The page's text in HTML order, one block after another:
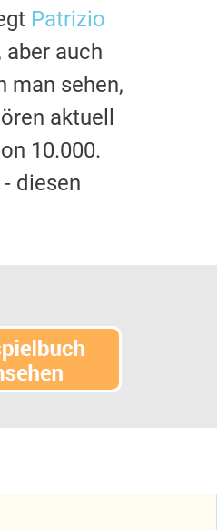
Patrizio
aber auch
man sehen,
aktuell
10.000.
- diesen